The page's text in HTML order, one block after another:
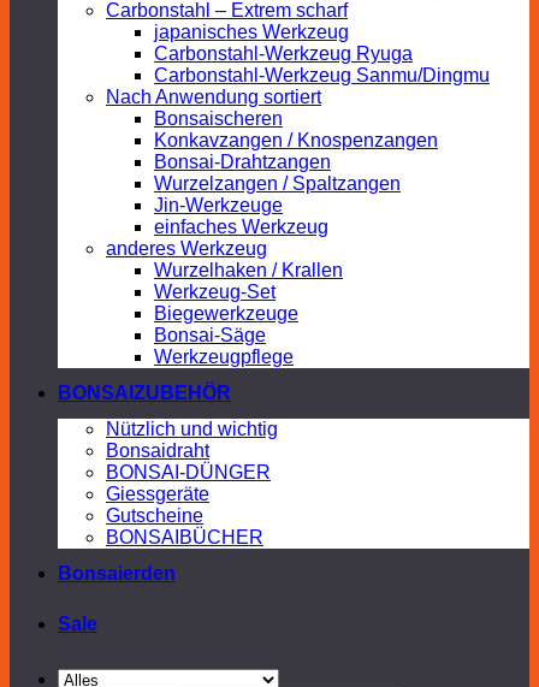
Carbonstahl – Extrem scharf
japanisches Werkzeug
Carbonstahl-Werkzeug Ryuga
Carbonstahl-Werkzeug Sanmu/Dingmu
Nach Anwendung sortiert
Bonsaischeren
Konkavzangen / Knospenzangen
Bonsai-Drahtzangen
Wurzelzangen / Spaltzangen
Jin-Werkzeuge
einfaches Werkzeug
anderes Werkzeug
Wurzelhaken / Krallen
Werkzeug-Set
Biegewerkzeuge
Bonsai-Säge
Werkzeugpflege
BONSAIZUBEHÖR
Nützlich und wichtig
Bonsaidraht
BONSAI-DÜNGER
Giessgeräte
Gutscheine
BONSAIBÜCHER
Bonsaierden
Sale